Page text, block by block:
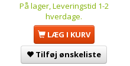
På lager, Leveringstid 1-2
hverdage.
LÆG I KURV
Tilføj ønskeliste